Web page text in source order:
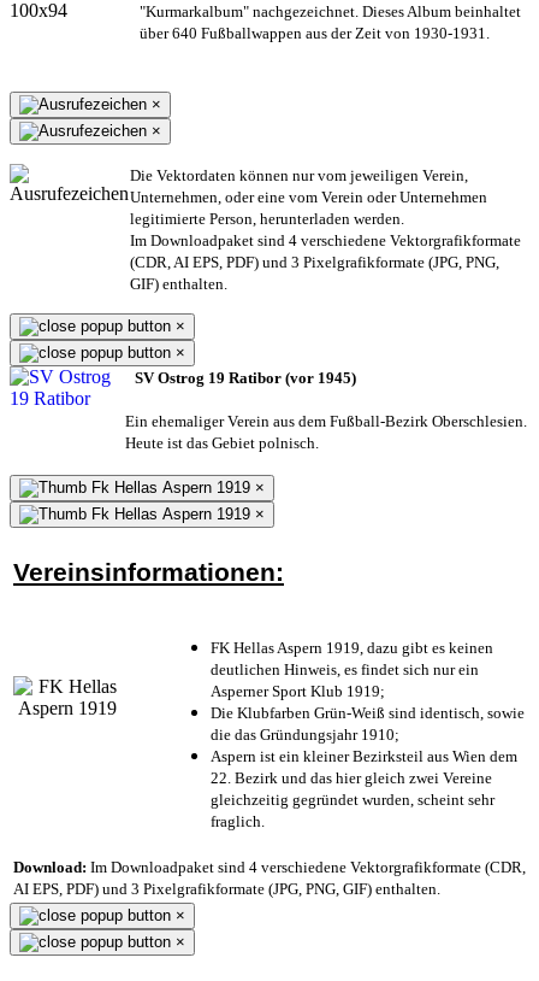
"Kurmarkalbum" nachgezeichnet. Dieses Album beinhaltet
über 640 Fußballwappen aus der Zeit von 1930-1931.
×
×
Die Vektordaten können nur vom jeweiligen Verein,
Unternehmen, oder eine vom Verein oder Unternehmen
legitimierte Person, herunterladen werden.
Im Downloadpaket sind 4 verschiedene Vektorgrafikformate
(CDR, AI EPS, PDF) und 3 Pixelgrafikformate (JPG, PNG,
GIF) enthalten.
×
×
SV Ostrog 19 Ratibor (vor 1945)
Ein ehemaliger Verein aus dem Fußball-Bezirk Oberschlesien.
Heute ist das Gebiet polnisch.
×
×
Vereinsinformationen:
FK Hellas Aspern 1919, dazu gibt es keinen
deutlichen Hinweis, es findet sich nur ein
Asperner Sport Klub 1919;
Die Klubfarben Grün-Weiß sind identisch, sowie
die das Gründungsjahr 1910;
Aspern ist ein kleiner Bezirksteil aus Wien dem
22. Bezirk und das hier gleich zwei Vereine
gleichzeitig gegründet wurden, scheint sehr
fraglich.
Download: Im Downloadpaket sind 4 verschiedene Vektorgrafikformate (CDR,
AI EPS, PDF) und 3 Pixelgrafikformate (JPG, PNG, GIF) enthalten.
×
×